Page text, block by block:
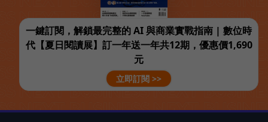
一鍵訂閱，解鎖最完整的 AI 與商業實戰指南 | 數位時
代【夏日閱讀展】訂一年送一年共12期，優惠價1,690
元
立即訂閱 >>